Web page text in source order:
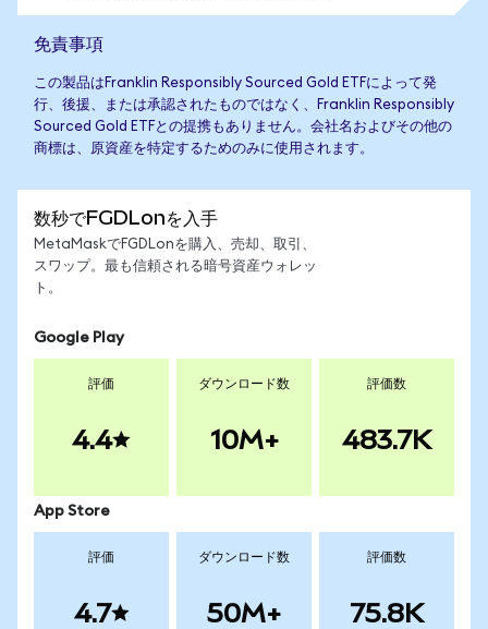
免責事項
この製品はFranklin Responsibly Sourced Gold ETFによって発
行、後援、または承認されたものではなく、Franklin Responsibly
Sourced Gold ETFとの提携もありません。会社名およびその他の
商標は、原資産を特定するためのみに使用されます。
数秒でFGDLonを入手
MetaMaskでFGDLonを購入、売却、取引、
スワップ。最も信頼される暗号資産ウォレッ
ト。
Google Play
評価
4.4
ダウンロード数
10M+
評価数
483.7K
App Store
評価
4.7
ダウンロード数
50M+
評価数
75.8K